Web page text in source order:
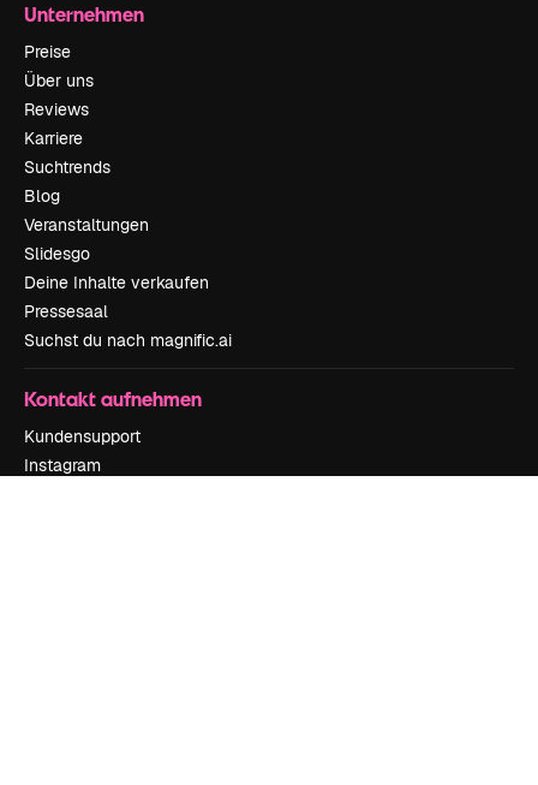
Unternehmen
Preise
Über uns
Reviews
Karriere
Suchtrends
Blog
Veranstaltungen
Slidesgo
Deine Inhalte verkaufen
Pressesaal
Suchst du nach magnific.ai
Kontakt aufnehmen
Kundensupport
Instagram